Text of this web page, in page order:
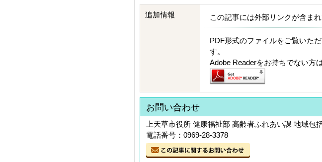
追加情報 この記事には外部リンクが含まれ
PDF形式のファイルをご覧いた
す。
Adobe Readerをお持ちでない方
お問い合わせ
上天草市役所 健康福祉部 高齢者ふれあい課 地域包
電話番号：0969-28-3378